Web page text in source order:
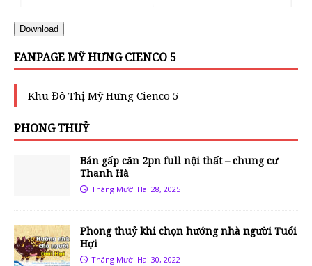
Download
FANPAGE MỸ HƯNG CIENCO 5
Khu Đô Thị Mỹ Hưng Cienco 5
PHONG THUỶ
Bán gấp căn 2pn full nội thất – chung cư
Thanh Hà
Tháng Mười Hai 28, 2025
Phong thuỷ khi chọn hướng nhà người Tuổi
Hợi
Tháng Mười Hai 30, 2022